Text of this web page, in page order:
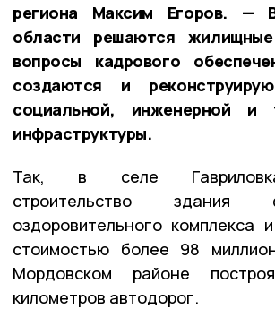
региона Максим Егоров. —
области решаются
вопросы кадрового
создаются и
социальной, инженерной и
инфраструктуры.
Так, в селе
строительство здания
оздоровительного комплекса
стоимостью более 98
Мордовском районе
километров автодорог.